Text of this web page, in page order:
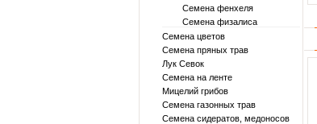
Семена фенхеля
Семена физалиса
Семена цветов
Семена пряных трав
Лук Севок
Семена на ленте
Мицелий грибов
Семена газонных трав
Семена сидератов, медоносов